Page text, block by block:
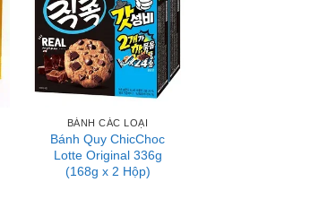
BÁNH CÁC LOẠI
Bánh Quy ChicChoc
Lotte Original 336g
(168g x 2 Hộp)